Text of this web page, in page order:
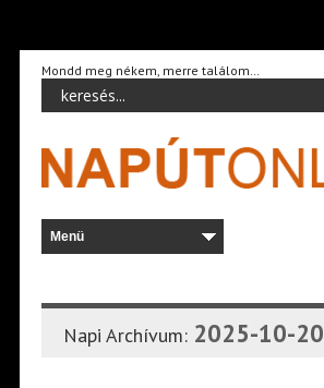
Mondd meg nékem, merre találom…
Napi Archívum: 2025-10-20